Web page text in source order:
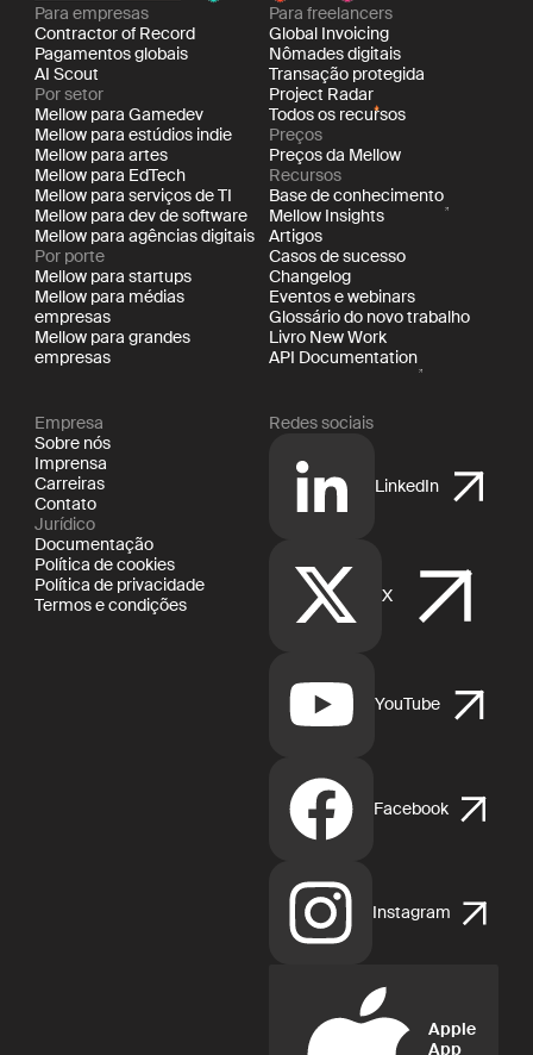
Para empresas
Contractor of Record
Pagamentos globais
AI Scout
Por setor
Mellow para Gamedev
Mellow para estúdios indie
Mellow para artes
Mellow para EdTech
Mellow para serviços de TI
Mellow para dev de software
Mellow para agências digitais
Por porte
Mellow para startups
Mellow para médias
empresas
Mellow para grandes
empresas
Para freelancers
Global Invoicing
Nômades digitais
Transação protegida
Project Radar
Todos os recursos
Preços
Preços da Mellow
Recursos
Base de conhecimento
Mellow Insights
Artigos
Casos de sucesso
Changelog
Eventos e webinars
Glossário do novo trabalho
Livro New Work
API Documentation
Empresa
Sobre nós
Imprensa
Carreiras
Contato
Jurídico
Documentação
Política de cookies
Política de privacidade
Termos e condições
Redes sociais
LinkedIn
X
YouTube
Facebook
Instagram
Apple
App